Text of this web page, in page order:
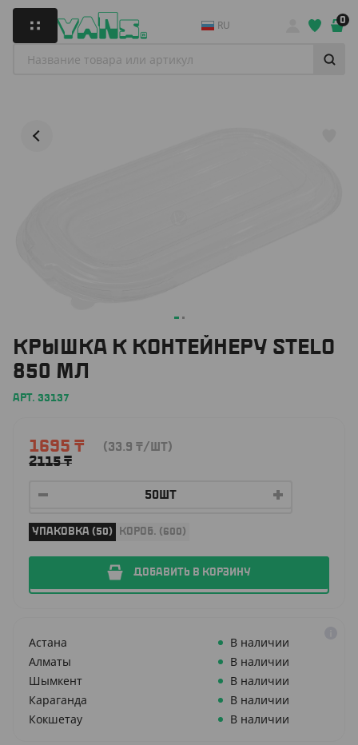
RU 0
КРЫШКА К КОНТЕЙНЕРУ STELO
850 МЛ
АРТ. 33137
1695 ₸
2115₸
(33.9 ₸/ШТ)
УПАКОВКА (50) КОРОБ. (600)
ДОБАВИТЬ В КОРЗИНУ
Астана
В наличии
Алматы
В наличии
Шымкент
В наличии
Караганда
В наличии
Кокшетау
В наличии